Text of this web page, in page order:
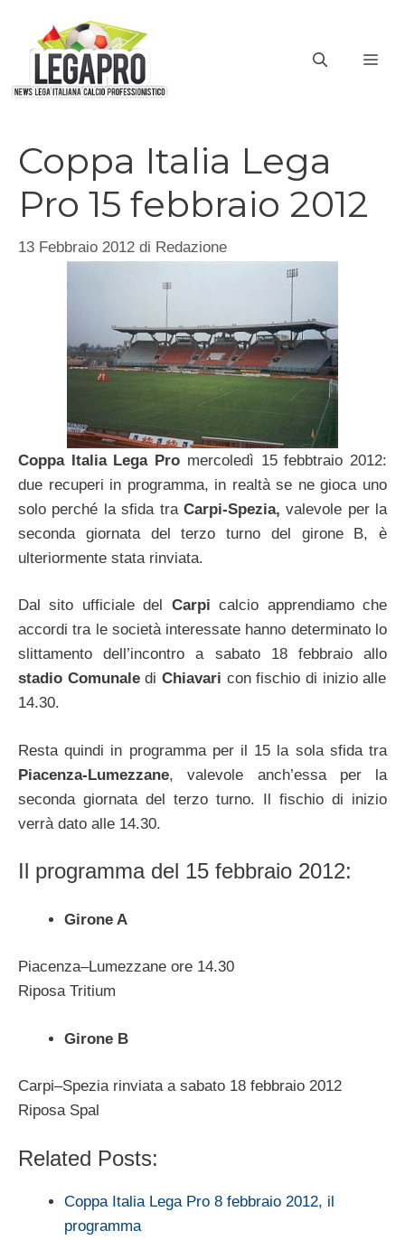
contenuto
Coppa Italia Lega
Pro 15 febbraio 2012
13 Febbraio 2012 di Redazione
Coppa Italia Lega Pro mercoledì 15 febbtraio 2012:
due recuperi in programma, in realtà se ne gioca uno
solo perché la sfida tra Carpi-Spezia, valevole per la
seconda giornata del terzo turno del girone B, è
ulteriormente stata rinviata.
Dal sito ufficiale del Carpi calcio apprendiamo che
accordi tra le società interessate hanno determinato lo
slittamento dell’incontro a sabato 18 febbraio allo
stadio ComunalediChiavari con fischio di inizio alle
14.30.
Resta quindi in programma per il 15 la sola sfida tra
Piacenza-Lumezzane, valevole anch’essa per la
seconda giornata del terzo turno. Il fischio di inizio
verrà dato alle 14.30.
Il programma del 15 febbraio 2012:
Girone A
Piacenza–Lumezzane ore 14.30
Riposa Tritium
Girone B
Carpi–Spezia rinviata a sabato 18 febbraio 2012
Riposa Spal
Related Posts:
Coppa Italia Lega Pro 8 febbraio 2012, il
programma